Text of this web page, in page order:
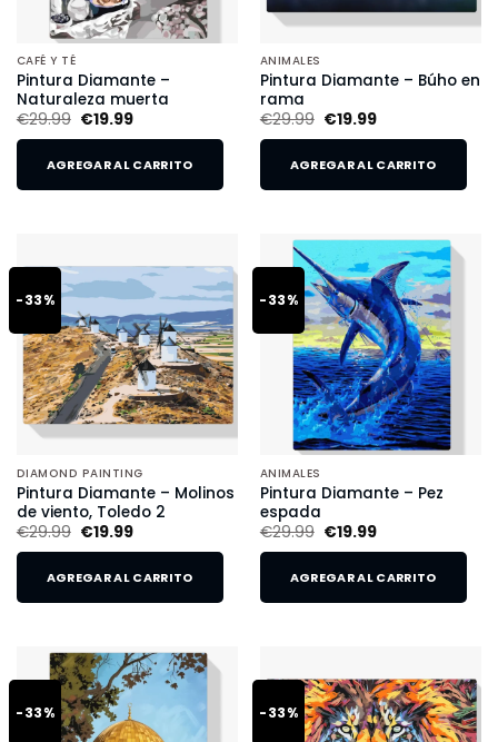
CAFÉ Y TÉ
Pintura Diamante –
Naturaleza muerta
€29.99 €19.99
AGREGAR AL CARRITO
ANIMALES
Pintura Diamante – Búho en
rama
€29.99 €19.99
AGREGAR AL CARRITO
-33%
DIAMOND PAINTING
Pintura Diamante – Molinos
de viento, Toledo 2
€29.99 €19.99
AGREGAR AL CARRITO
-33%
ANIMALES
Pintura Diamante – Pez
espada
€29.99 €19.99
AGREGAR AL CARRITO
-33% -33%